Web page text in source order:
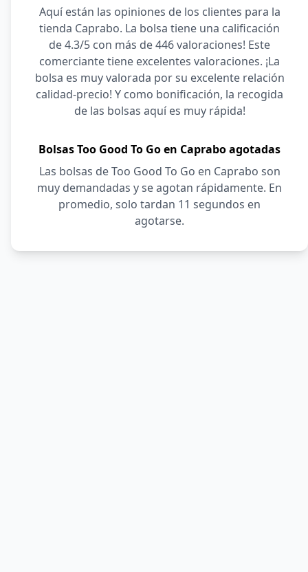
Aquí están las opiniones de los clientes para la
tienda Caprabo. La bolsa tiene una calificación
de 4.3/5 con más de 446 valoraciones! Este
comerciante tiene excelentes valoraciones. ¡La
bolsa es muy valorada por su excelente relación
calidad-precio! Y como bonificación, la recogida
de las bolsas aquí es muy rápida!
Bolsas Too Good To Go en Caprabo agotadas
Las bolsas de Too Good To Go en Caprabo son
muy demandadas y se agotan rápidamente. En
promedio, solo tardan 11 segundos en
agotarse.